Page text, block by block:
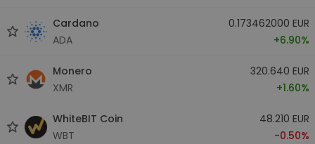
Cardano
ADA
0.173462000 EUR
+6.90%
Monero
XMR
320.640 EUR
+1.60%
WhiteBIT Coin
WBT
48.210 EUR
-0.50%